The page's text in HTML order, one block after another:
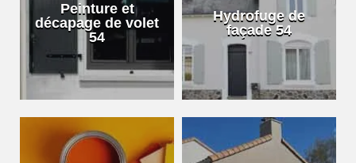
Peinture et
décapage de volet
54
Hydrofuge de
façade 54